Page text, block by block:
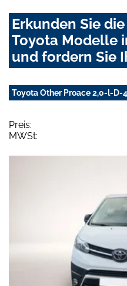
Erkunden Sie
Toyota Modelle
und fordern Sie
Toyota Other Proace 2,0-l-D-
Preis:
MWSt: